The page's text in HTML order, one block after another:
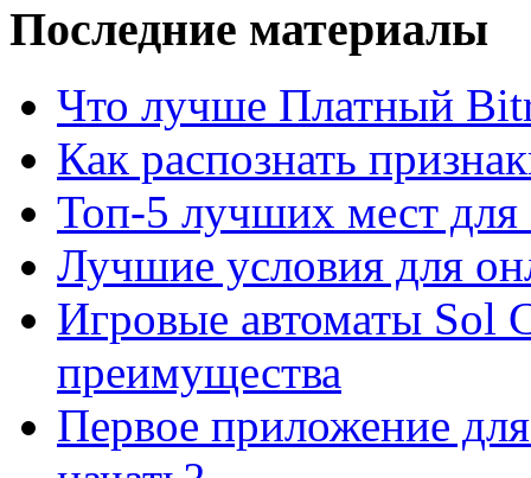
Последние материалы
Что лучше Платный
Как распознать
Топ-5 лучших мест для
Лучшие условия для
Игровые автоматы Sol
преимущества
Первое приложение